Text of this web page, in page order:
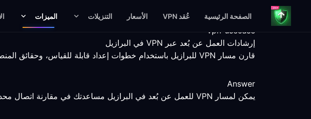
الصفحة الرئيسية عُقد VPN الأسعار التنزيلات الميزات
vpn-usecase
إرشادات العمل عن بُعد عبر VPN في البرازيل
قارن مسار VPN للبرازيل باستخدام خطوات إعداد قابلة للقياس، وحقائق المنصات، وحدود الخدمة الواضحة.
Answer
يمكن لمسار VPN للعمل عن بُعد في البرازيل مساعدتك في مقارنة اتصال محدد، لكن نقطة النهاية والعميل والخدمة والشبكة المحلية تظل عوامل تحدد النتيجة.